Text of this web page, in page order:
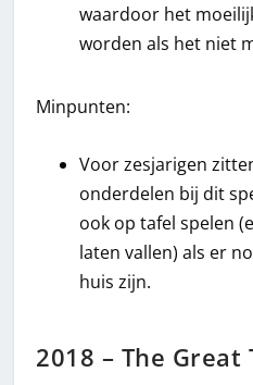
waardoor het
worden als het niet
Minpunten:
Voor zesjarigen
onderdelen bij dit
ook op tafel spelen
laten vallen) als er
huis zijn.
2018 – The Great